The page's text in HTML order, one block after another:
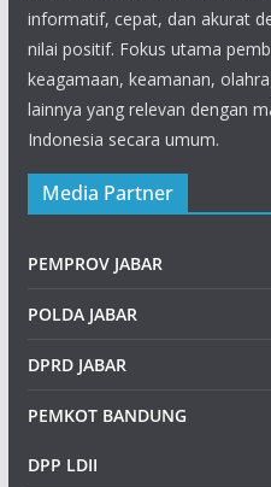
informatif, cepat, dan akurat
nilai positif. Fokus utama
keagamaan, keamanan,
lainnya yang relevan dengan
Indonesia secara umum.
Media Partner
PEMPROV JABAR
POLDA JABAR
DPRD JABAR
PEMKOT BANDUNG
DPP LDII